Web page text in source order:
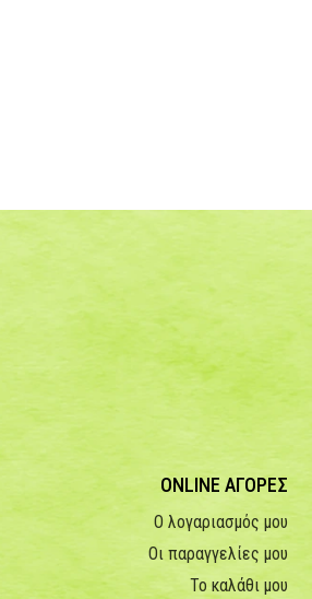
ONLINE ΑΓΟΡΕΣ
Ο λογαριασμός μου
Οι παραγγελίες μου
Το καλάθι μου